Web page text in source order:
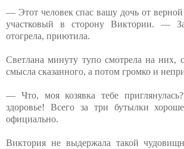
— Этот человек спас вашу дочь от
участковый в сторону Виктории. —
отогрела, приютила.
Светлана минуту тупо смотрела на них,
смысла сказанного, а потом громко и
— Что, моя козявка тебе
здоровье! Всего за три бутылки
официально.
Виктория не выдержала такой